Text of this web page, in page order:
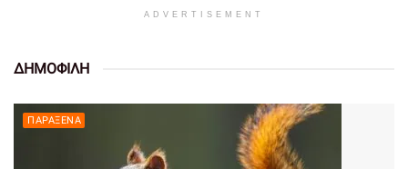
ADVERTISEMENT
ΔΗΜΟΦΙΛΗ
ΠΑΡΆΞΕΝΑ